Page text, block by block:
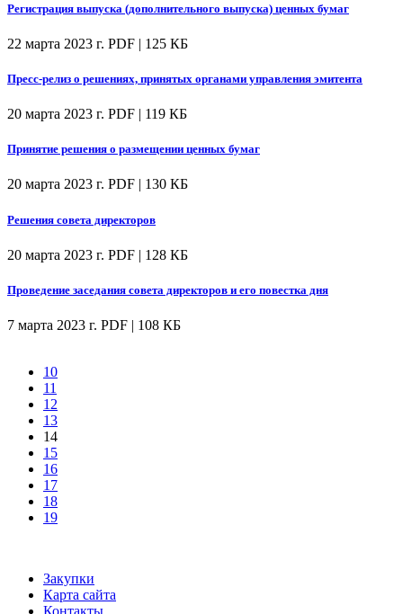
Регистрация выпуска (дополнительного выпуска) ценных бумаг
22 марта 2023 г. PDF | 125 КБ
Пресс-релиз о решениях, принятых органами управления эмитента
20 марта 2023 г. PDF | 119 КБ
Принятие решения о размещении ценных бумаг
20 марта 2023 г. PDF | 130 КБ
Решения совета директоров
20 марта 2023 г. PDF | 128 КБ
Проведение заседания совета директоров и его повестка дня
7 марта 2023 г. PDF | 108 КБ
10
11
12
13
14
15
16
17
18
19
Закупки
Карта сайта